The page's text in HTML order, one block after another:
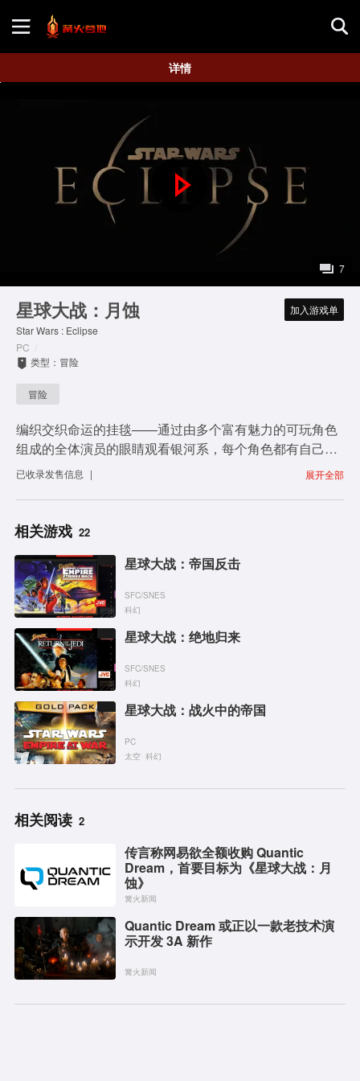
地图攻略
详情
P
d
e
o
7
星球大战：月蚀
Star Wars : Eclipse
PC
加入游戏单
类型：冒险
冒险
编织交织命运的挂毯——通过由多个富有魅力的可玩角色
组成的全体演员的眼睛观看银河系，每个角色都有自己的
个性、动机以及对彼此和整个故事的影响。
已收录发售信息 | 展开全部
相关游戏 22
星球大战：帝国反击
SFC/SNES
科幻
星球大战：绝地归来
SFC/SNES
科幻
星球大战：战火中的帝国
PC
太空 科幻
相关阅读 2
传言称网易欲全额收购 Quantic
Dream，首要目标为《星球大战：月
蚀》
篝火新闻
Quantic Dream 或正以一款老技术演
示开发 3A 新作
篝火新闻